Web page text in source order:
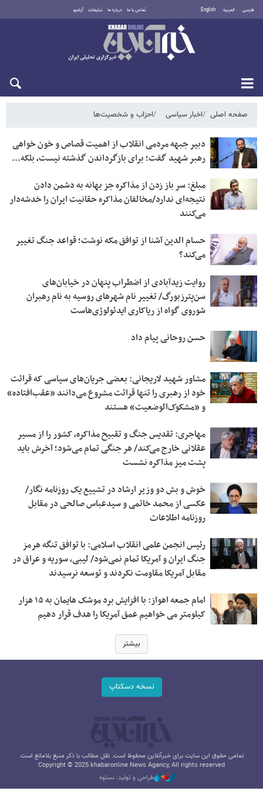
فارسی العربية English تماس با ما درباره ما تبلیغات آرشیو
یکشنبه ۱۸ مرداد ۱۴۰۵
صفحه اصلی اخبار سیاسی احزاب و شخصیت‌ها
دبیر جبهه مردمی انقلاب از اهمیت قصاص و خون خواهی
رهبر شهید گفت؛ برای بازگرداندن گذشته نیست، بلکه...
مبلغ: سر باز زدن از مذاکره‌ جز بهانه به دشمن دادن
نتیجه‌ای ندارد/مخالفان مذاکره حقانیت ایران را خدشه‌دار
می‌کنند
حسام الدین آشنا از توافق مکه نوشت؛ قواعد جنگ تغییر
می‌کند؟
روایت زیدآبادی از اضطراب پنهان در خیابان‌های
سن‌پترزبورگ/ تغییر نام شهرهای روسیه به نام رهبران
شوروی گواه از ریاکاری ایدئولوژی‌هاست
حسن روحانی پیام داد
مشاور شهید لاریجانی: بعضی جریان‌های سیاسی که قرائت
خود از رهبری را تنها قرائت مشروع می‌دانند «عقب‌افتاده»
و «مشکوک‌الوضعیت» هستند
مهاجری: تقدیس جنگ و تقبیح مذاکره، کشور را از مسیر
عقلانی خارج می‌کند/ هر جنگی تمام می‌شود؛ آخرش باید
پشت میز مذاکره نشست
خوش و بش دو وزیر ارشاد در تشییع یک روزنامه نگار/
عکسی از محمد خاتمی و سیدعباس صالحی در مقابل
روزنامه اطلاعات
رئیس انجمن علمی انقلاب اسلامی: با توافق تنگه هرمز
جنگ ایران و آمریکا تمام نمی‌شود/ لیبی، سوریه و عراق در
مقابل آمریکا مقاومت نکردند و توسعه نرسیدند
امام‌ جمعه اهواز: با افزایش برد موشک هایمان به ۱۵ هزار
کیلومتر می خواهیم عمق آمریکا را هدف قرار دهیم
بیشتر
نسخه دسکتاپ
تمامی حقوق این سایت برای خبرآنلاین محفوظ است. نقل مطالب با ذکر منبع بلامانع است.
Copyright © 2025 khabaronline News Agancy, All rights reserved
طراحی و تولید: نستوه